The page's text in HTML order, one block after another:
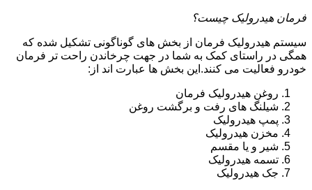
فرمان هیدرولیک چیست؟
سیستم هیدرولیک فرمان از بخش های گوناگونی تشکیل شده که
همگی در راستای کمک به شما در جهت چرخاندن راحت تر فرمان
خودرو فعالیت می کنند.این بخش ها عبارت اند از:
روغن هیدرولیک فرمان
شیلنگ های رفت و برگشت روغن
پمپ هیدرولیک
مخزن هیدرولیک
شیر و یا مقسم
تسمه هیدرولیک
جک هیدرولیک